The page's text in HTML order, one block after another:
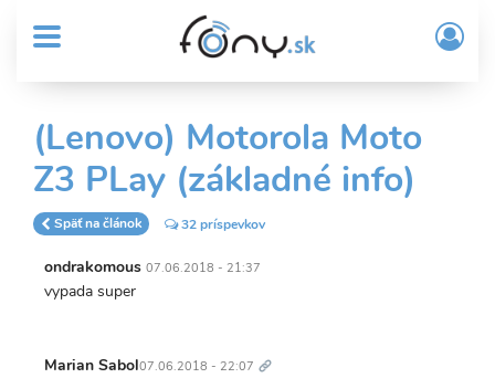
obsah
MENU
Sub
Header
menu
User
account
menu
/
(Lenovo) Motorola Moto
Z3 PLay (základné info)
Späť na článok 32 príspevkov
ondrakomous 07.06.2018 - 21:37
vypada super
Marian Sabol07.06.2018 - 22:07 odkaz